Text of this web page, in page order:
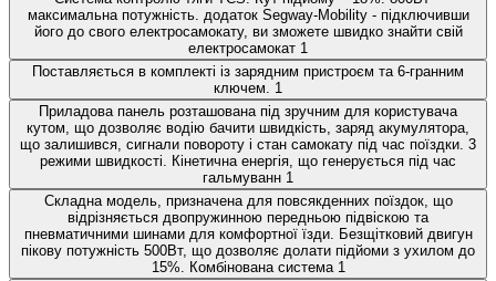
максимальна потужність. додаток Segway-Mobility - підключивши
його до свого електросамокату, ви зможете швидко знайти свій
електросамокат 1
Поставляється в комплекті із зарядним пристроєм та 6-гранним
ключем. 1
Приладова панель розташована під зручним для користувача
кутом, що дозволяє водію бачити швидкість, заряд акумулятора,
що залишився, сигнали повороту і стан самокату під час поїздки. 3
режими швидкості. Кінетична енергія, що генерується під час
гальмуванн 1
Складна модель, призначена для повсякденних поїздок, що
відрізняється двопружинною передньою підвіскою та
пневматичними шинами для комфортної їзди. Безщітковий двигун
пікову потужність 500Вт, що дозволяє долати підйоми з ухилом до
15%. Комбінована система 1